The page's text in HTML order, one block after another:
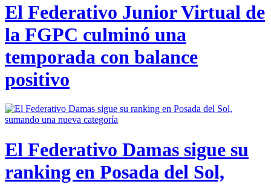
El Federativo Junior Virtual de
la FGPC culminó una
temporada con balance
positivo
El Federativo Damas sigue su
ranking en Posada del Sol,